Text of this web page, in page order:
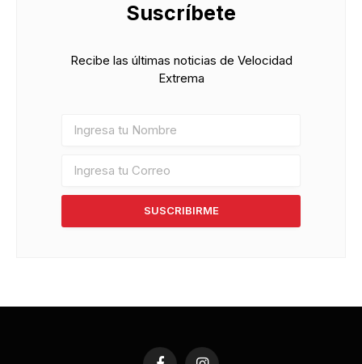
Suscríbete
Recibe las últimas noticias de Velocidad
Extrema
SUSCRIBIRME